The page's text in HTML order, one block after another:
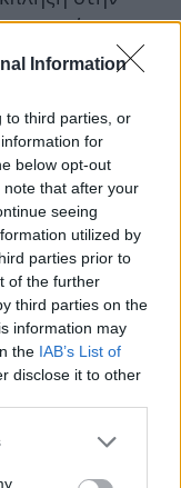
Information
to third parties, or
for
below opt-out
that after your
seeing
utilized by
parties prior to
of the further
third parties on the
information may
the IAB’s List of
disclose it to other
or more Google
You may click to
υγείας –